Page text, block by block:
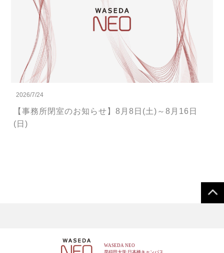
2026/7/24
【事務所閉室のお知らせ】8月8日(土)～8月16日
(日)